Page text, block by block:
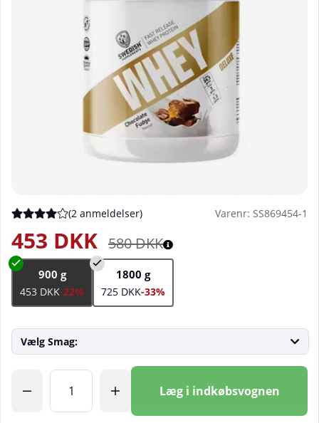
Gennemsnitlig vurdering 4 ud af 5 Antal vurderinger 2
(2 anmeldelser) Varenr: SS869454-1
580DKK
453 DKK
900 g
453 DKK-22%
1800 g
725 DKK-33%
Vælg Smag:
Læg i indkøbsvognen